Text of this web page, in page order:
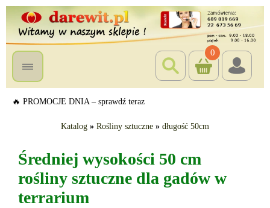
0
🔥 PROMOCJE DNIA – sprawdź teraz
Katalog » Rośliny sztuczne » długość 50cm
Średniej wysokości 50 cm
rośliny sztuczne dla gadów w
terrarium